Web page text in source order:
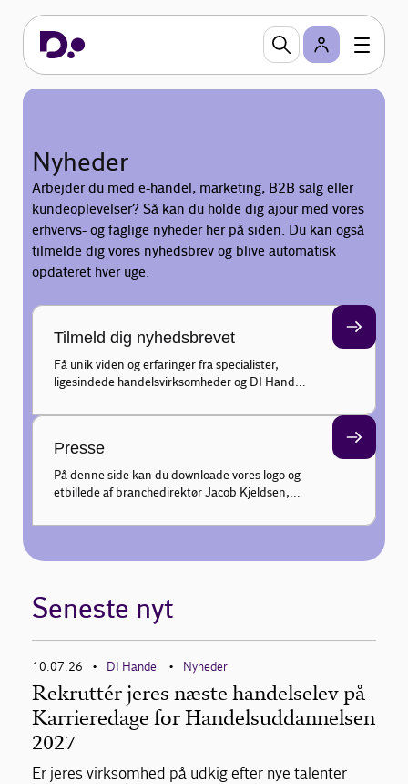
Nyheder
Arbejder du med e-handel, marketing, B2B salg eller
kundeoplevelser? Så kan du holde dig ajour med vores
erhvervs- og faglige nyheder her på siden. Du kan også
tilmelde dig vores nyhedsbrev og blive automatisk
opdateret hver uge.
Tilmeld dig nyhedsbrevet
Få unik viden og erfaringer fra specialister,
ligesindede handelsvirksomheder og DI Handel
kundeadfærd hver uge, og gør din faglige profil
Presse
På denne side kan du downloade vores logo og
et billede af branchedirektør Jacob Kjeldsen,
udtalelser.
Seneste nyt
10.07.26 • DI Handel • Nyheder
Rekruttér jeres næste handelselev på
Karrieredage for Handelsuddannelsen
2027
Er jeres virksomhed på udkig efter nye talenter